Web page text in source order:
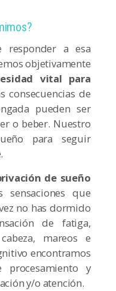
responder a esa
objetivamente
vital para
consecuencias de
pueden ser
o beber. Nuestro
para seguir
de sueño
sensaciones que
no has dormido
de fatiga,
mareos e
encontramos
y
y/o atención.